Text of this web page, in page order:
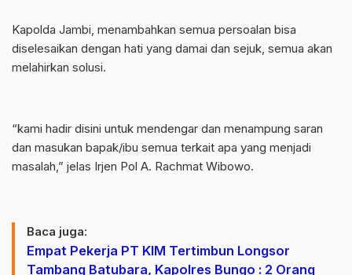
Kapolda Jambi, menambahkan semua persoalan bisa
diselesaikan dengan hati yang damai dan sejuk, semua akan
melahirkan solusi.
“kami hadir disini untuk mendengar dan menampung saran
dan masukan bapak/ibu semua terkait apa yang menjadi
masalah,” jelas Irjen Pol A. Rachmat Wibowo.
Baca juga:
Empat Pekerja PT KIM Tertimbun Longsor
Tambang Batubara, Kapolres Bungo : 2 Orang